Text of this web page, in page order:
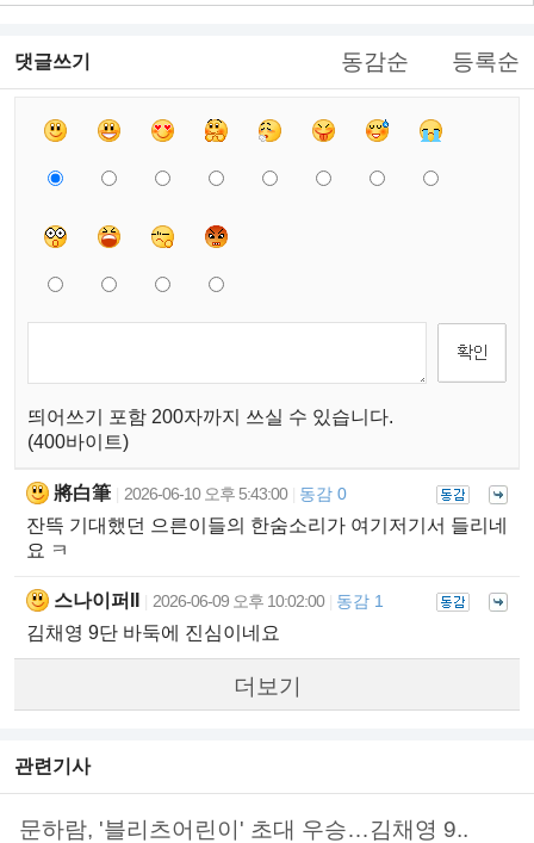
댓글쓰기 동감순 등록순
띄어쓰기 포함 200자까지 쓰실 수 있습니다.
(400바이트)
將白筆 2026-06-10 오후 5:43:00 동감 0
잔뜩 기대했던 으른이들의 한숨소리가 여기저기서 들리네
요 ㅋ
스나이퍼II 2026-06-09 오후 10:02:00 동감 1
김채영 9단 바둑에 진심이네요
더보기
관련기사
문하람, '블리츠어린이' 초대 우승…김채영 9..